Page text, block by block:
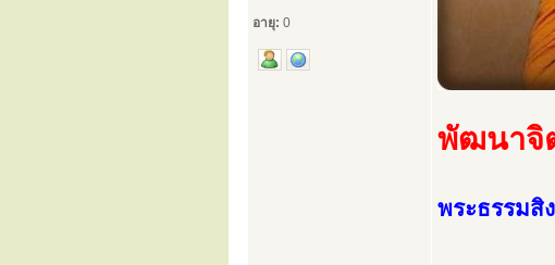
อายุ: 0
พัฒนาจิ
พระธรรมสิ